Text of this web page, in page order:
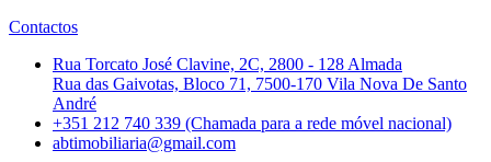
Contactos
Rua Torcato José Clavine, 2C, 2800 - 128 Almada
Rua das Gaivotas, Bloco 71, 7500-170 Vila Nova De Santo
André
+351 212 740 339 (Chamada para a rede móvel nacional)
abtimobiliaria@gmail.com